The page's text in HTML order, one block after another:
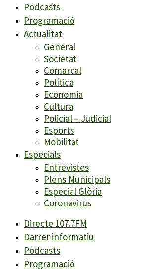
Podcasts
Programació
Actualitat
General
Societat
Comarcal
Política
Economia
Cultura
Policial – Judicial
Esports
Mobilitat
Especials
Entrevistes
Plens Municipals
Especial Glòria
Coronavirus
Directe 107.7FM
Darrer informatiu
Podcasts
Programació